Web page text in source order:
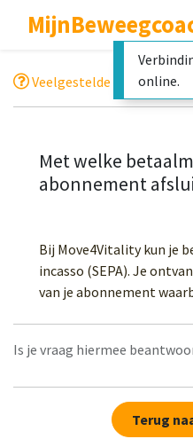
Veelgestelde vragen
Met welke
abonnement
Bij Move4Vitality kun je
incasso (SEPA). Je
van je abonnement
Is je vraag hiermee
Terug
online.